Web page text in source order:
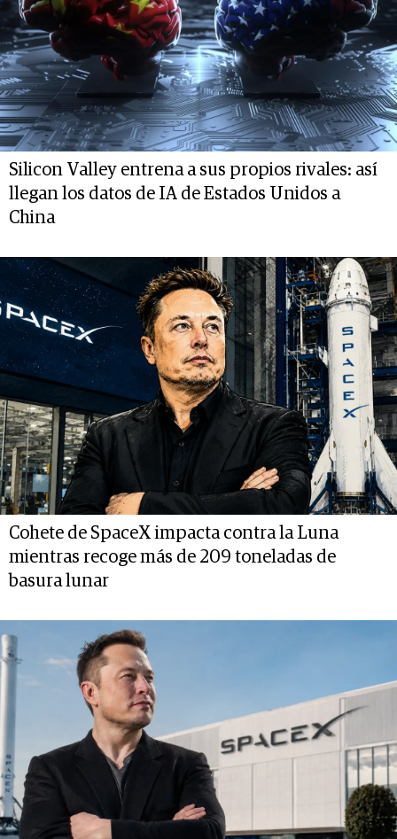
Silicon Valley entrena a sus propios rivales: así
llegan los datos de IA de Estados Unidos a
China
Cohete de SpaceX impacta contra la Luna
mientras recoge más de 209 toneladas de
basura lunar